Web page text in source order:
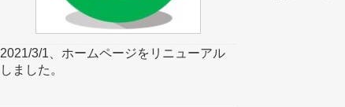
2021/3/1、ホームページをリニューアル
しました。